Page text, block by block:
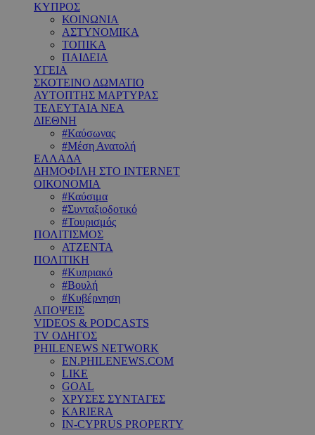
ΚΥΠΡΟΣ
ΚΟΙΝΩΝΙΑ
ΑΣΤΥΝΟΜΙΚΑ
ΤΟΠΙΚΑ
ΠΑΙΔΕΙΑ
ΥΓΕΙΑ
ΣΚΟΤΕΙΝΟ ΔΩΜΑΤΙΟ
ΑΥΤΟΠΤΗΣ ΜΑΡΤΥΡΑΣ
ΤΕΛΕΥΤΑΙΑ ΝΕΑ
ΔΙΕΘΝΗ
#Καύσωνας
#Μέση Ανατολή
ΕΛΛΑΔΑ
ΔΗΜΟΦΙΛΗ ΣΤΟ INTERNET
ΟΙΚΟΝΟΜΙΑ
#Καύσιμα
#Συνταξιοδοτικό
#Τουρισμός
ΠΟΛΙΤΙΣΜΟΣ
ΑΤΖΕΝΤΑ
ΠΟΛΙΤΙΚΗ
#Κυπριακό
#Βουλή
#Κυβέρνηση
ΑΠΟΨΕΙΣ
VIDEOS & PODCASTS
TV ΟΔΗΓΟΣ
PHILENEWS NETWORK
EN.PHILENEWS.COM
LIKE
GOAL
ΧΡΥΣΕΣ ΣΥΝΤΑΓΕΣ
KARIERA
IN-CYPRUS PROPERTY